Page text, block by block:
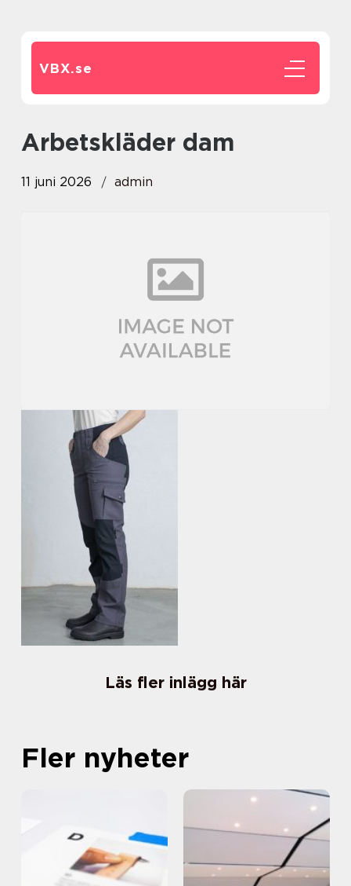
VBX.se
arbetskläder dam
11 juni 2026 admin
Läs fler inlägg här
Fler nyheter